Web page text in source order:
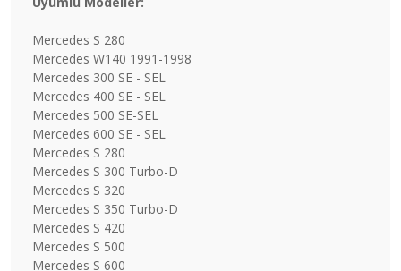
Mercedes S 280
Mercedes W140 1991-1998
Mercedes 300 SE - SEL
Mercedes 400 SE - SEL
Mercedes 500 SE-SEL
Mercedes 600 SE - SEL
Mercedes S 280
Mercedes S 300 Turbo-D
Mercedes S 320
Mercedes S 350 Turbo-D
Mercedes S 420
Mercedes S 500
Mercedes S 600